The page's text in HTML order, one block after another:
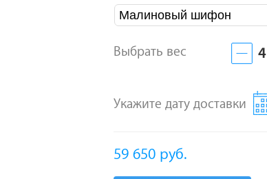
Малиновый шифон
Выбрать вес 4
Укажите дату доставки
59 650 руб.